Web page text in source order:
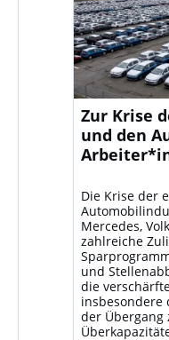
Zur Krise
und den
Die Krise der
Mercedes,
zahlreiche
und
die
insbesondere
der Übergang